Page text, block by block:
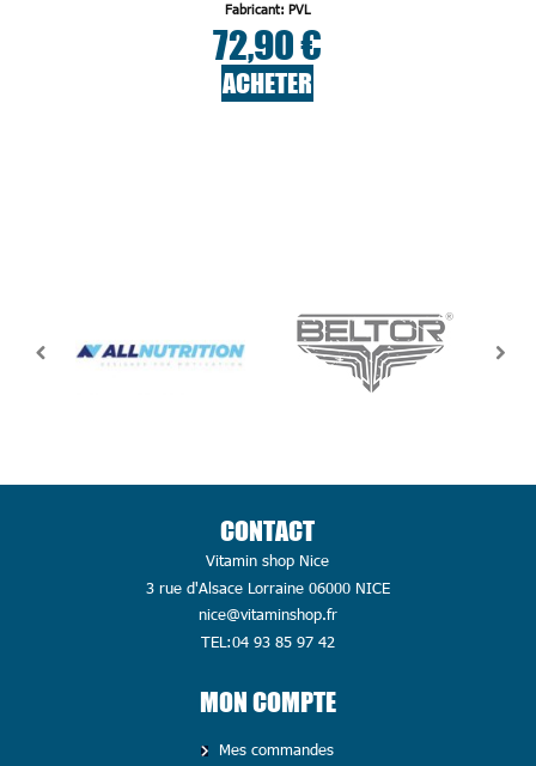
Fabricant: PVL
72,90 €
ACHETER
CONTACT
Vitamin shop Nice
3 rue d'Alsace Lorraine 06000 NICE
nice@vitaminshop.fr
TEL:04 93 85 97 42
MON COMPTE
Mes commandes